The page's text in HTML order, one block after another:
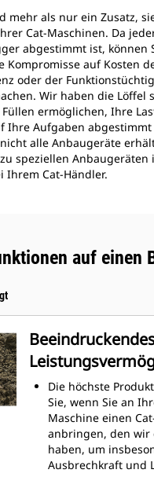
mehr als nur ein Zusatz,
Cat-Maschinen. Da
abgestimmt ist, können
Kompromisse auf Kosten
oder der
Wir haben die Löffel
ermöglichen, Ihre
Ihre Aufgaben
alle Anbaugeräte
speziellen Anbaugeräten
Ihrem Cat-Händler.
auf einen
Die höchste
Sie, wenn Sie an
Maschine einen
anbringen, den wir
haben, um
Ausbrechkraft und